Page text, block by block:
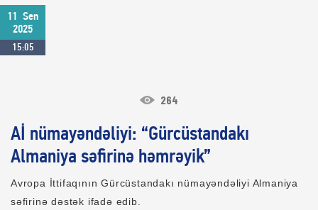
11
Sen
2025
15:05
264
Aİ nümayəndəliyi: “Gürcüstandakı
Almaniya səfirinə həmrəyik”
Avropa İttifaqının Gürcüstandakı nümayəndəliyi Almaniya
səfirinə dəstək ifadə edib.